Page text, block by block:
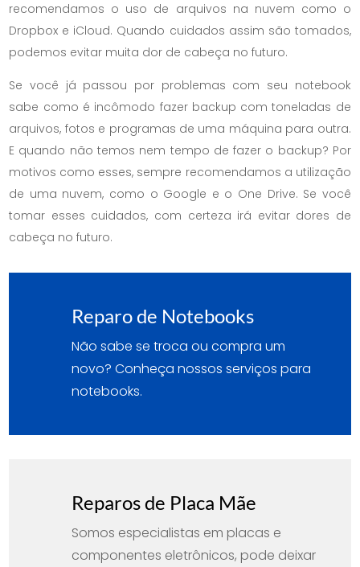
recomendamos o uso de arquivos na nuvem como o
Dropbox e iCloud. Quando cuidados assim são tomados,
podemos evitar muita dor de cabeça no futuro.
Se você já passou por problemas com seu notebook
sabe como é incômodo fazer backup com toneladas de
arquivos, fotos e programas de uma máquina para outra.
E quando não temos nem tempo de fazer o backup? Por
motivos como esses, sempre recomendamos a utilização
de uma nuvem, como o Google e o One Drive. Se você
tomar esses cuidados, com certeza irá evitar dores de
cabeça no futuro.
Reparo de Notebooks
Não sabe se troca ou compra um
novo? Conheça nossos serviços para
notebooks.
Reparos de Placa Mãe
Somos especialistas em placas e
componentes eletrônicos, pode deixar